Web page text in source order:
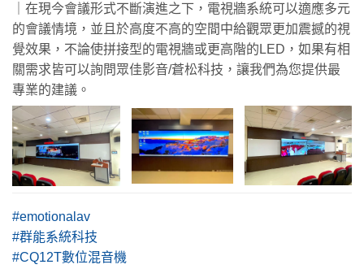
｜在現今會議形式不斷演進之下，電視牆系統可以適應多元
的會議情境，並且於高度不高的空間中給觀眾更加震撼的視
覺效果，不論使拼接型的電視牆或更高階的LED，如果有相
關需求皆可以詢問眾佳影音/蒼松科技，讓我們為您提供最
專業的建議。
#emotionalav
#群能系統科技
#CQ12T數位混音機